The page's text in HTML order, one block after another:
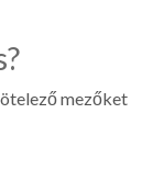
mezőket